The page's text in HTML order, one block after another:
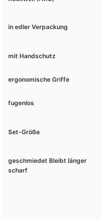
in edler Verpackung
mit Handschutz
ergonomische Griffe
fugenlos
Set-Größe
geschmiedet Bleibt länger
scharf